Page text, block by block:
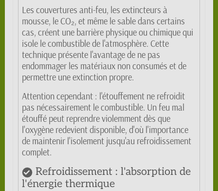
Les couvertures anti-feu, les extincteurs à
mousse, le CO₂, et même le sable dans certains
cas, créent une barrière physique ou chimique qui
isole le combustible de l'atmosphère. Cette
technique présente l'avantage de ne pas
endommager les matériaux non consumés et de
permettre une extinction propre.
Attention cependant : l'étouffement ne refroidit
pas nécessairement le combustible. Un feu mal
étouffé peut reprendre violemment dès que
l'oxygène redevient disponible, d'où l'importance
de maintenir l'isolement jusqu'au refroidissement
complet.
Refroidissement : l'absorption de
l'énergie thermique